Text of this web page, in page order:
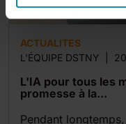
ACTUALITES
L'ÉQUIPE DSTNY
L'IA pour tous les
promesse à la...
Pendant